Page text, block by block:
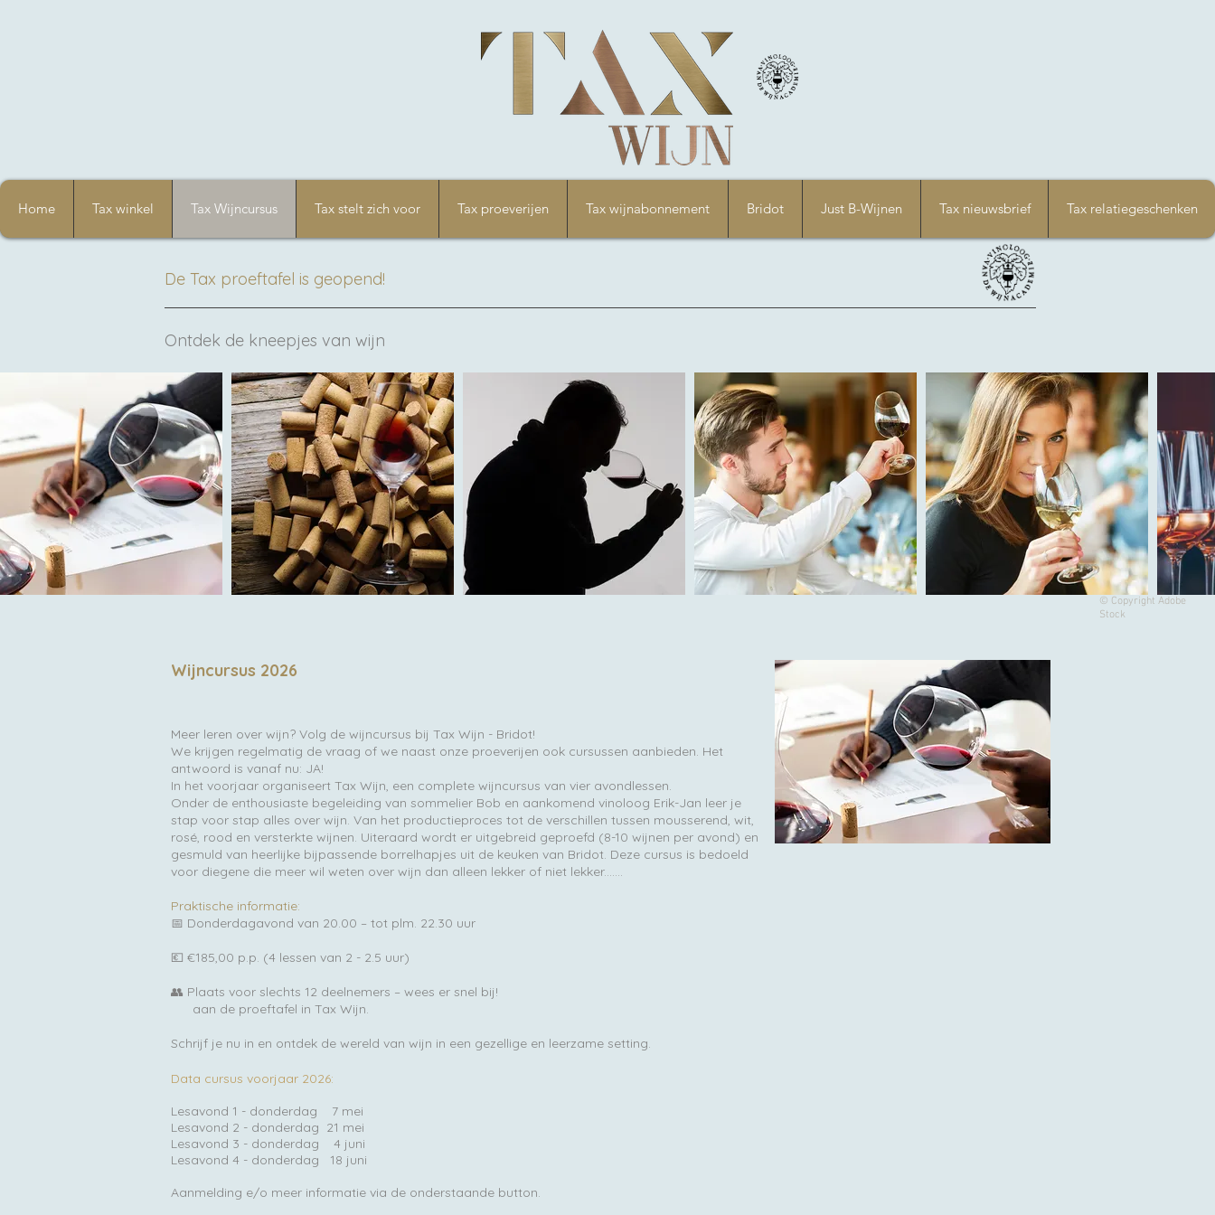
Home Tax winkel Tax Wijncursus Tax stelt zich voor Tax proeverijen Tax wijnabonnement Bridot Just B-Wijnen Tax nieuwsbrief Tax relatiegeschenken
De Tax proeftafel is geopend!
Ontdek de kneepjes van wijn
© Copyright Adobe
Stock
Wijncursus 2026
Meer leren over wijn? Volg de wijncursus bij Tax Wijn - Bridot!
We krijgen regelmatig de vraag of we naast onze proeverijen ook cursussen aanbieden. Het
antwoord is vanaf nu: JA!
In het voorjaar organiseert Tax Wijn, een complete wijncursus van vier avondlessen.
Onder de enthousiaste begeleiding van sommelier Bob en aankomend vinoloog Erik-Jan leer je
stap voor stap alles over wijn. Van het productieproces tot de verschillen tussen mousserend, wit,
rosé, rood en versterkte wijnen. Uiteraard wordt er uitgebreid geproefd (8-10 wijnen per avond) en
gesmuld van heerlijke bijpassende borrelhapjes uit de keuken van Bridot. Deze cursus is bedoeld
voor diegene die meer wil weten over wijn dan alleen lekker of niet lekker.......
Praktische informatie:
📅 Donderdagavond van 20.00 – tot plm. 22.30 uur
💶 €185,00 p.p. (4 lessen van 2 - 2.5 uur)
👥 Plaats voor slechts 12 deelnemers – wees er snel bij!
aan de proeftafel in Tax Wijn.
Schrijf je nu in en ontdek de wereld van wijn in een gezellige en leerzame setting.
Data cursus voorjaar 2026:
Lesavond 1 - donderdag 7 mei
Lesavond 2 - donderdag 21 mei
Lesavond 3 - donderdag 4 juni
Lesavond 4 - donderdag 18 juni
Aanmelding e/o meer informatie via de onderstaande button.